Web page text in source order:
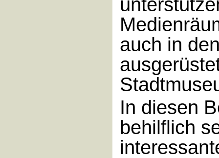
auch in
In diesen
behilflich